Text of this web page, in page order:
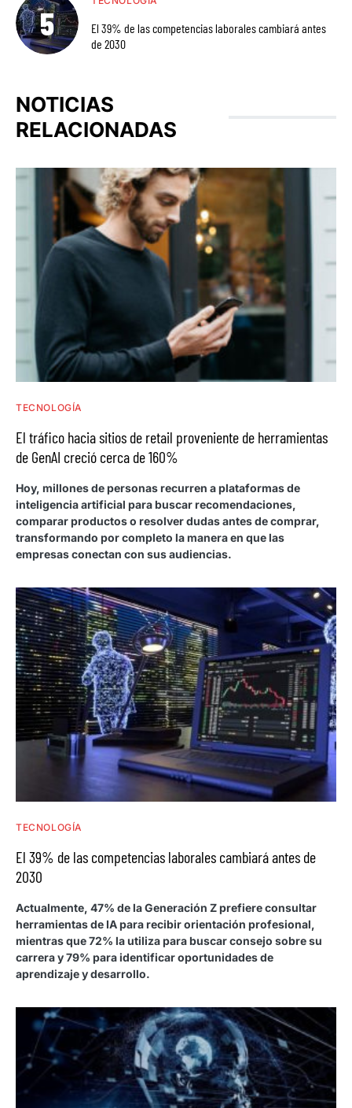
El 39% de las competencias laborales cambiará antes
de 2030
NOTICIAS
RELACIONADAS
TECNOLOGÍA
El tráfico hacia sitios de retail proveniente de herramientas
de GenAI creció cerca de 160%
Hoy, millones de personas recurren a plataformas de
inteligencia artificial para buscar recomendaciones,
comparar productos o resolver dudas antes de comprar,
transformando por completo la manera en que las
empresas conectan con sus audiencias.
TECNOLOGÍA
El 39% de las competencias laborales cambiará antes de
2030
Actualmente, 47% de la Generación Z prefiere consultar
herramientas de IA para recibir orientación profesional,
mientras que 72% la utiliza para buscar consejo sobre su
carrera y 79% para identificar oportunidades de
aprendizaje y desarrollo.